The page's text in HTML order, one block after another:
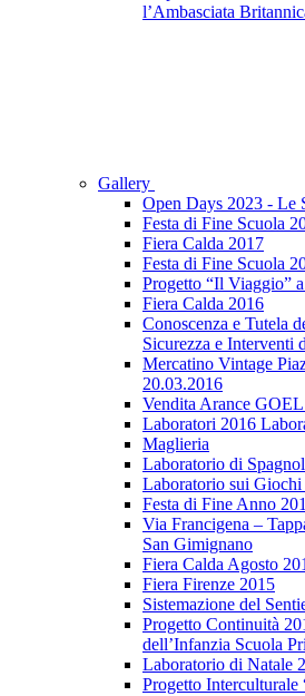
l’Ambasciata
Gallery
Open Days 2023 - Le
Festa di Fine Scuola
Fiera Calda 2017
Festa di Fine Scuola
Progetto “Il Viaggio”
Fiera Calda 2016
Conoscenza e Tutela
Sicurezza e Interventi
Mercatino Vintage
20.03.2016
Vendita Arance
Laboratori 2016
Maglieria
Laboratorio di
Laboratorio sui
Festa di Fine Anno
Via Francigena –
San Gimignano
Fiera Calda Agosto
Fiera Firenze 2015
Sistemazione del
Progetto Continuità
dell’Infanzia Scuola
Laboratorio di Natale
Progetto Interculturale